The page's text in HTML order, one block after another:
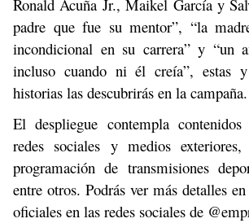
Ronald Acuña Jr., Maikel García y
padre que fue su mentor”, “la
incondicional en su carrera” y “un
incluso cuando ni él creía”, estas y
historias las descubrirás en la campaña.
El despliegue contempla contenidos
redes sociales y medios
programación de transmisiones
entre otros. Podrás ver más detalles
oficiales en las redes sociales de